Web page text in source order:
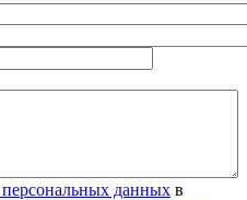
данных в
персональных данных в